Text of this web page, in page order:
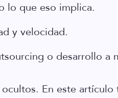
lo que eso implica.
y velocidad.
o desarrollo a
En este artículo